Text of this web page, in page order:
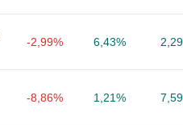
-2,99% 6,43%
-8,86% 1,21%